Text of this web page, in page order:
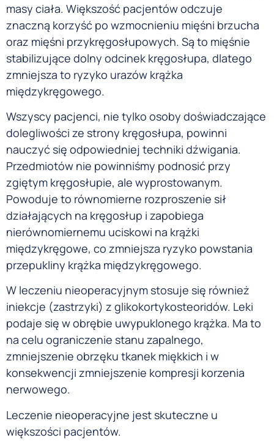
masy ciała. Większość pacjentów odczuje
znaczną korzyść po wzmocnieniu mięśni brzucha
oraz mięśni przykręgosłupowych. Są to mięśnie
stabilizujące dolny odcinek kręgosłupa, dlatego
zmniejsza to ryzyko urazów krążka
międzykręgowego.
Wszyscy pacjenci, nie tylko osoby doświadczające
dolegliwości ze strony kręgosłupa, powinni
nauczyć się odpowiedniej techniki dźwigania.
Przedmiotów nie powinniśmy podnosić przy
zgiętym kręgosłupie, ale wyprostowanym.
Powoduje to równomierne rozproszenie sił
działających na kręgosłup i zapobiega
nierównomiernemu uciskowi na krążki
międzykręgowe, co zmniejsza ryzyko powstania
przepukliny krążka międzykręgowego.
W leczeniu nieoperacyjnym stosuje się również
iniekcje (zastrzyki) z glikokortykosteoridów. Leki
podaje się w obrębie uwypuklonego krążka. Ma to
na celu ograniczenie stanu zapalnego,
zmniejszenie obrzęku tkanek miękkich i w
konsekwencji zmniejszenie kompresji korzenia
nerwowego.
Leczenie nieoperacyjne jest skuteczne u
większości pacjentów.